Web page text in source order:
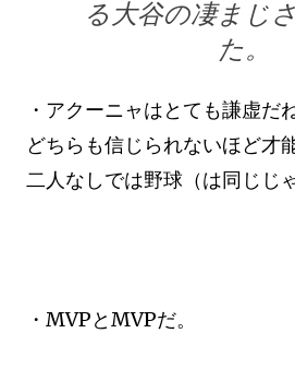
る大谷の凄まじ
た。
・アクーニャはとても謙虚だ
どちらも信じられないほど才
二人なしでは野球（は同じじ
・MVPとMVPだ。